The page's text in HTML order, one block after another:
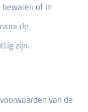
of in
de
zijn.
van de